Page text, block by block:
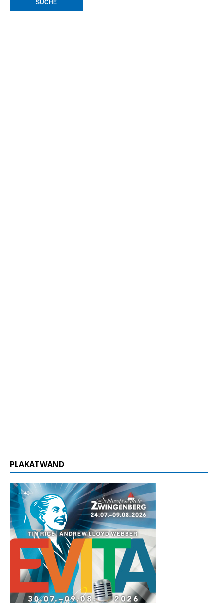
PLAKATWAND